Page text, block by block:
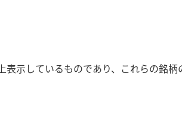
示しているものであり、これらの銘